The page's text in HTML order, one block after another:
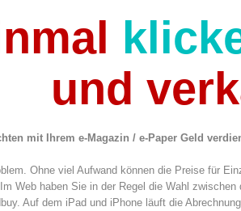
mit Ihrem e-Magazin / e-Paper Geld
Ohne viel Aufwand können die Preise für
Web haben Sie in der Regel die Wahl
Auf dem iPad und iPhone läuft die